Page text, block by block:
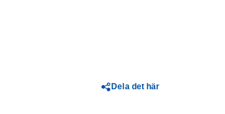
Dela det här